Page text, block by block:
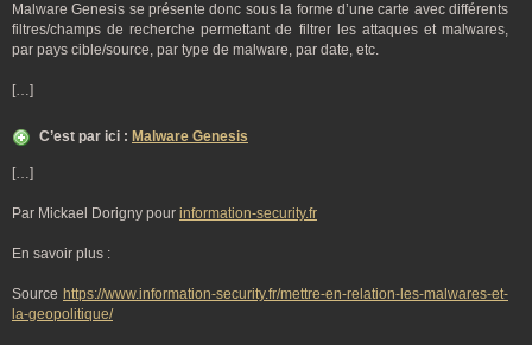
Malware Genesis se présente donc sous la forme d’une carte avec différents
filtres/champs de recherche permettant de filtrer les attaques et malwares,
par pays cible/source, par type de malware, par date, etc.
[…]
C’est par ici : Malware Genesis
[…]
Par Mickael Dorigny pour information-security.fr
En savoir plus :
Source https://www.information-security.fr/mettre-en-relation-les-malwares-et-
la-geopolitique/